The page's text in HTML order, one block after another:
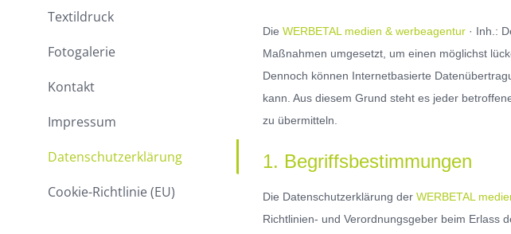
Textildruck
Fotogalerie
Kontakt
Impressum
Datenschutzerklärung
Cookie-Richtlinie (EU)
Die WERBETAL medien & werbeagentur · Inh.:
Maßnahmen umgesetzt, um einen möglichst
Dennoch können Internetbasierte
kann. Aus diesem Grund steht es jeder
zu übermitteln.
1. Begriffsbestimmungen
Die Datenschutzerklärung der WERBETAL
Richtlinien- und Verordnungsgeber beim Erlass